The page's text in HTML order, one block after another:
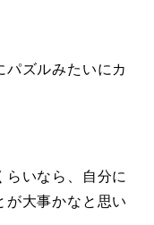
パズルみたいにカ
らいなら、自分に
が大事かなと思い